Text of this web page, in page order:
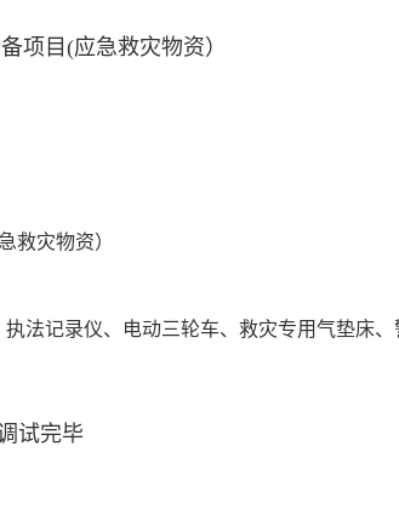
项目(应急救灾物资）
救灾物资）
法记录仪、电动三轮车、救灾专用气垫床、
试完毕